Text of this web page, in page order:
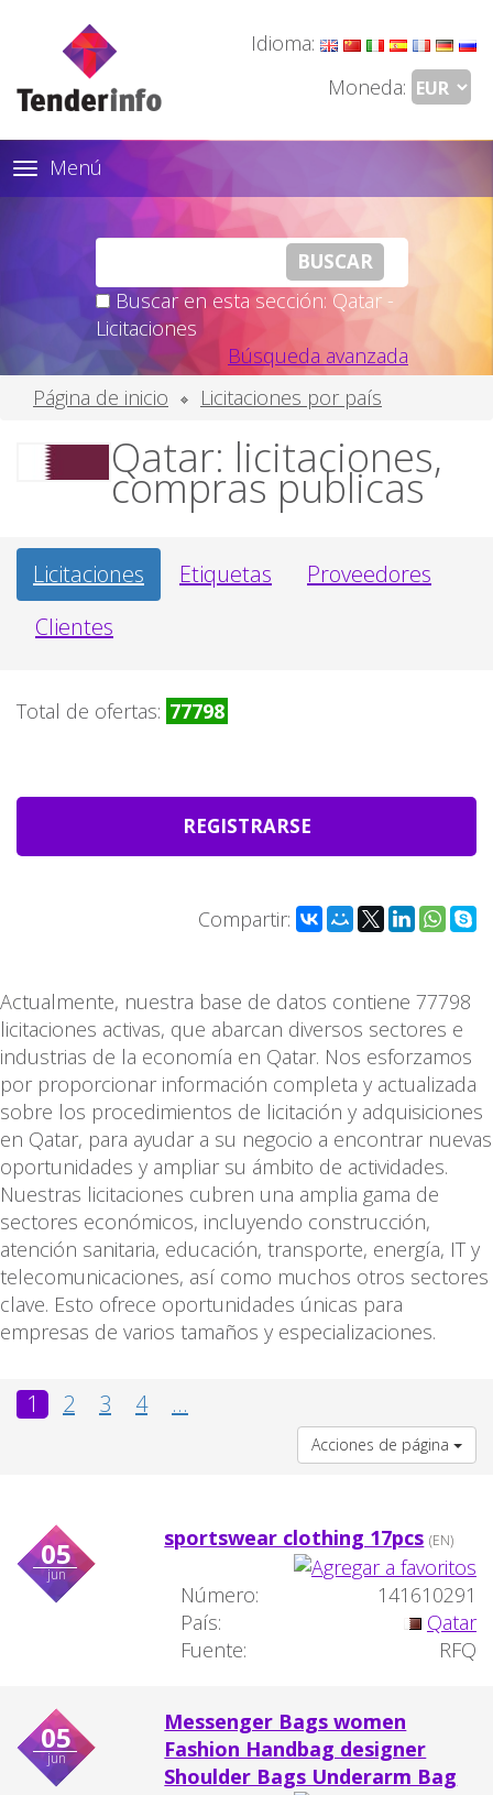
Idioma:
Moneda:
Toggle
navigation
Menú
Buscar en esta sección: Qatar -
Licitaciones
Búsqueda avanzada
Página de inicio
Licitaciones por país
Qatar: licitaciones,
compras publicas
Licitaciones Etiquetas
Proveedores
Clientes
Total de ofertas: 77798
REGISTRARSE
Compartir:
Actualmente, nuestra base de datos contiene 77798
licitaciones activas, que abarcan diversos sectores e
industrias de la economía en Qatar. Nos esforzamos
por proporcionar información completa y actualizada
sobre los procedimientos de licitación y adquisiciones
en Qatar, para ayudar a su negocio a encontrar nuevas
oportunidades y ampliar su ámbito de actividades.
Nuestras licitaciones cubren una amplia gama de
sectores económicos, incluyendo construcción,
atención sanitaria, educación, transporte, energía, IT y
telecomunicaciones, así como muchos otros sectores
clave. Esto ofrece oportunidades únicas para
empresas de varios tamaños y especializaciones.
1 2 3 4 ...
Acciones de página
05
jun
sportswear clothing 17pcs (EN)
Número:
141610291
País:
Qatar
Fuente:
RFQ
05
jun
Messenger Bags women
Fashion Handbag designer
Shoulder Bags Underarm Bag